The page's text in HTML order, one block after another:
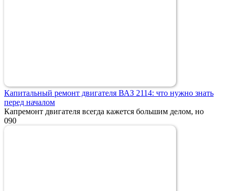
Капитальный ремонт двигателя ВАЗ 2114: что нужно знать
перед началом
Капремонт двигателя всегда кажется большим делом, но
090